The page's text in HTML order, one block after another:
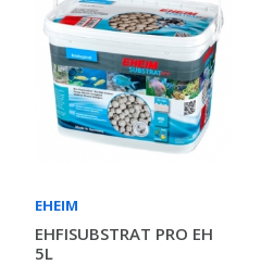
EHEIM
EHFISUBSTRAT PRO EH
5L